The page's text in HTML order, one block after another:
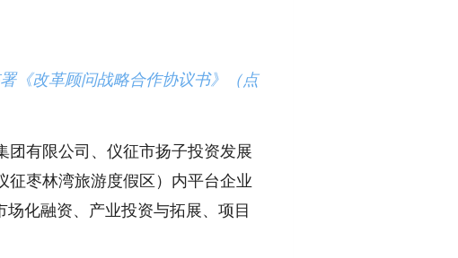
《改革顾问战略合作协议书》（点
团有限公司、仪征市扬子投资发展
征枣林湾旅游度假区）内平台企业
化融资、产业投资与拓展、项目